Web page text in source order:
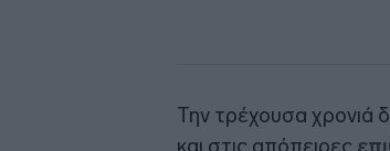
Την τρέχουσα χρονιά